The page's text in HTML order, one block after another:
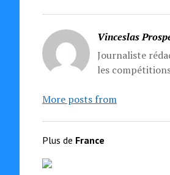
Vinceslas
Journaliste
les
More posts from
Plus de France